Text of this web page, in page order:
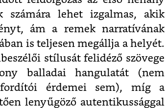
lehet izgalmas, akik
ám a remek narratívának
is teljesen megállja a helyét.
stílusát felidéző szövege
balladai hangulatát (nem
érdemei sem), míg a
lenyűgöző autentikussággal